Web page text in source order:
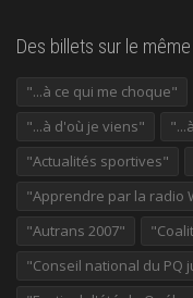
Des billets sur le
"...à ce qui me choque"
"...à d'où je viens"
"Actualités sportives"
"Apprendre par la radio
"Autrans 2007"
"Conseil national du PQ